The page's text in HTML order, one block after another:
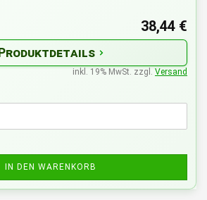
38,44 €
inkl. 19% MwSt. zzgl. Versand
IN DEN WARENKORB